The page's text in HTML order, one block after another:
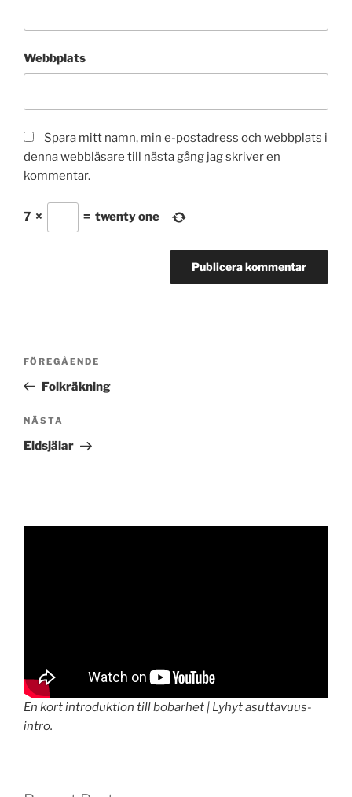
Webbplats
Spara mitt namn, min e-postadress och webbplats i
denna webbläsare till nästa gång jag skriver en
kommentar.
7 × = twenty one
Inläggsnavigering
Föregående
inlägg
FÖREGÅENDE
Folkräkning
Nästa
inlägg
NÄSTA
Eldsjälar
En kort introduktion till bobarhet | Lyhyt asuttavuus-
intro.